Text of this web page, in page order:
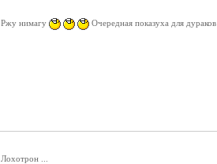
Ржу нимагу Очередная показуха для дураков
Лохотрон ...